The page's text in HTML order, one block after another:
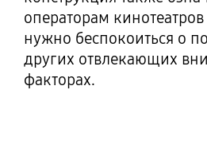
операторам
нужно беспокоиться о
других отвлекающих
факторах.